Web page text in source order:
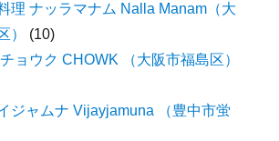
理 ナッラマナム Nalla Manam（大
）
(10)
ョウク CHOWK （大阪市福島区）
ジャムナ Vijayjamuna （豊中市蛍